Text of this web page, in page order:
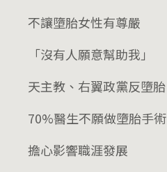
不讓墮胎女性有尊嚴
「沒有人願意幫助我」
天主教、右翼政黨反墮胎
70%醫生不願做墮胎手術
擔心影響職涯發展